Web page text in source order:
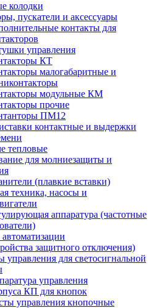
колодки
пускатели и аксессуары
контакты для
управления
КТ
малогабаритные и
модульные КМ
прочие
ПМ12
контактные и выдержки
тепловые
для молниезащиты и
(плавкие вставки)
техника, насосы и
аппаратура (частотные
защитного отключения)
управления для светосигнальной
управления
КП для кнопок
управления кнопочные